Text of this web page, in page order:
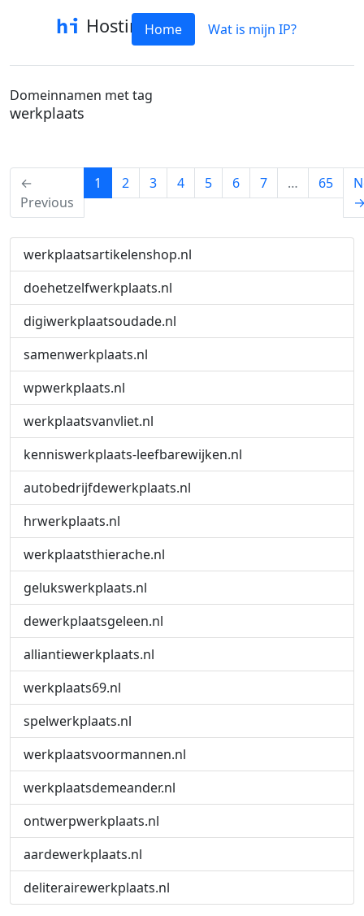
HostinfoHome Wat is mijn IP?
Domeinnamen met tag
werkplaats
←
Previous
1 (current)
2 3 4 5 6 7 … 65
werkplaatsartikelenshop.nl
doehetzelfwerkplaats.nl
digiwerkplaatsoudade.nl
samenwerkplaats.nl
wpwerkplaats.nl
werkplaatsvanvliet.nl
kenniswerkplaats-leefbarewijken.nl
autobedrijfdewerkplaats.nl
hrwerkplaats.nl
werkplaatsthierache.nl
gelukswerkplaats.nl
dewerkplaatsgeleen.nl
alliantiewerkplaats.nl
werkplaats69.nl
spelwerkplaats.nl
werkplaatsvoormannen.nl
werkplaatsdemeander.nl
ontwerpwerkplaats.nl
aardewerkplaats.nl
deliterairewerkplaats.nl